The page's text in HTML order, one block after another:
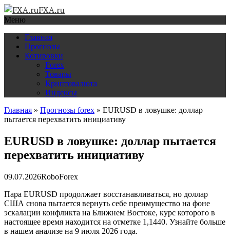
FXA.ru
Меню
Главная
Прогнозы
Котировки
Forex
Товары
Криптовалюта
Индексы
Главная » Прогнозы forex » EURUSD в ловушке: доллар
пытается перехватить инициативу
EURUSD в ловушке: доллар пытается
перехватить инициативу
09.07.2026RoboForex
Пара EURUSD продолжает восстанавливаться, но доллар
США снова пытается вернуть себе преимущество на фоне
эскалации конфликта на Ближнем Востоке, курс которого в
настоящее время находится на отметке 1,1440. Узнайте больше
в нашем анализе на 9 июля 2026 года.